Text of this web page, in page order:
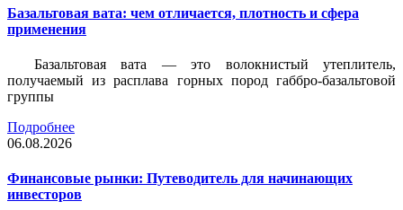
Базальтовая вата: чем отличается, плотность и сфера
применения
Базальтовая вата — это волокнистый утеплитель,
получаемый из расплава горных пород габбро-базальтовой
группы
Подробнее
06.08.2026
Финансовые рынки: Путеводитель для начинающих
инвесторов